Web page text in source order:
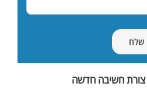
צורת חשיבה חדשה